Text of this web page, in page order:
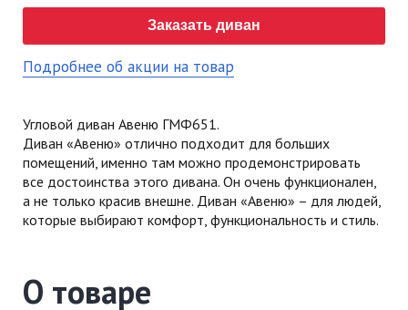
Заказать диван
Подробнее об акции на товар
Угловой диван Авеню ГМФ651.
Диван «Авеню» отлично подходит для больших
помещений, именно там можно продемонстрировать
все достоинства этого дивана. Он очень функционален,
а не только красив внешне. Диван «Авеню» – для людей,
которые выбирают комфорт, функциональность и стиль.
О товаре